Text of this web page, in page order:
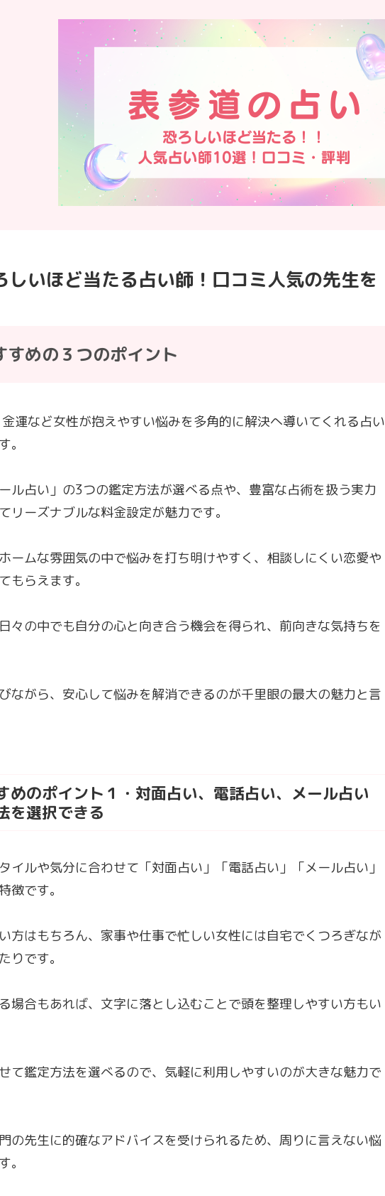
しいほど当たる占い師！口コミ人気の先生を
めの３つのポイント
運など女性が抱えやすい悩みを多角的に解決へ導いてくれる占い
。
ル占い」の3つの鑑定方法が選べる点や、豊富な占術を扱う実力
ーズナブルな料金設定が魅力です。
ームな雰囲気の中で悩みを打ち明けやすく、相談しにくい恋愛や
もらえます。
々の中でも自分の心と向き合う機会を得られ、前向きな気持ちを
ながら、安心して悩みを解消できるのが千里眼の最大の魅力と言
のポイント１・対面占い、電話占い、メール占い
を選択できる
イルや気分に合わせて「対面占い」「電話占い」「メール占い」
徴です。
方はもちろん、家事や仕事で忙しい女性には自宅でくつろぎなが
りです。
場合もあれば、文字に落とし込むことで頭を整理しやすい方もい
て鑑定方法を選べるので、気軽に利用しやすいのが大きな魅力で
の先生に的確なアドバイスを受けられるため、周りに言えない悩
。